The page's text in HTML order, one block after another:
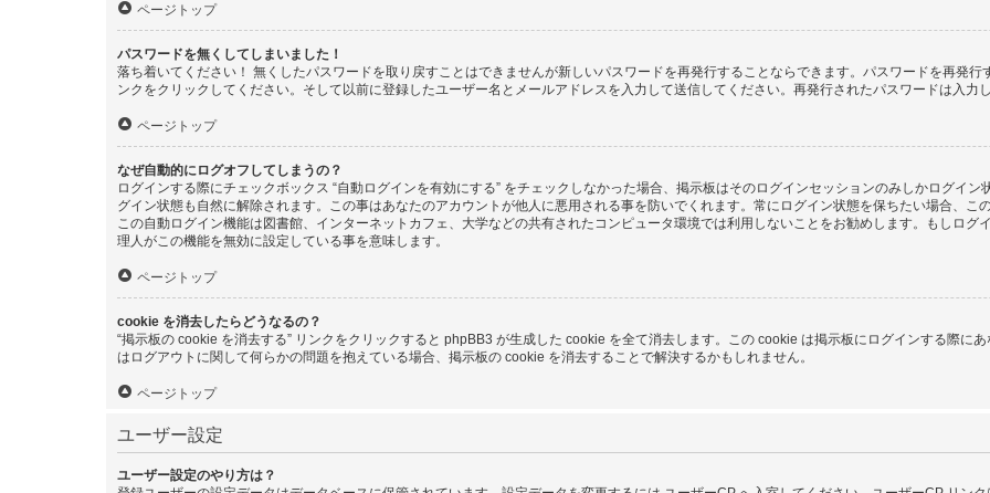
ページトップ
パスワードを無くしてしまいました！
落ち着いてください！ 無くしたパスワードを取り戻すことはできませんが新しいパスワードを再発行することならできます。パスワードを再発
ンクをクリックしてください。そして以前に登録したユーザー名とメールアドレスを入力して送信してください。再発行されたパスワードは入力
ページトップ
なぜ自動的にログオフしてしまうの？
ログインする際にチェックボックス “自動ログインを有効にする” をチェックしなかった場合、掲示板はそのログインセッションのみしかログイ
グイン状態も自然に解除されます。この事はあなたのアカウントが他人に悪用される事を防いでくれます。常にログイン状態を保ちたい場合、
この自動ログイン機能は図書館、インターネットカフェ、大学などの共有されたコンピュータ環境では利用しないことをお勧めします。もしロ
理人がこの機能を無効に設定している事を意味します。
ページトップ
cookie を消去したらどうなるの？
“掲示板の cookie を消去する” リンクをクリックすると phpBB3 が生成した cookie を全て消去します。この cookie は掲示板にログインする際に
はログアウトに関して何らかの問題を抱えている場合、掲示板の cookie を消去することで解決するかもしれません。
ページトップ
ユーザー設定
ユーザー設定のやり方は？